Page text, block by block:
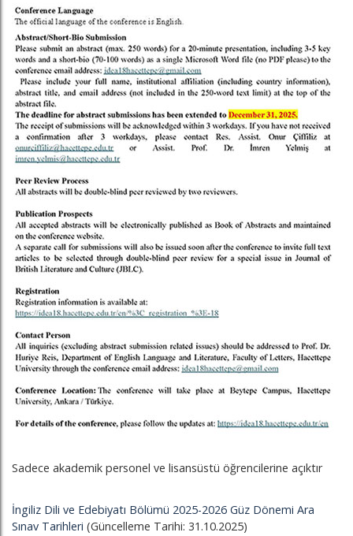
Sadece akademik personel ve lisansüstü öğrencilerine açıktır
İngiliz Dili ve Edebiyatı Bölümü 2025-2026 Güz Dönemi Ara
Sınav Tarihleri (Güncelleme Tarihi: 31.10.2025)